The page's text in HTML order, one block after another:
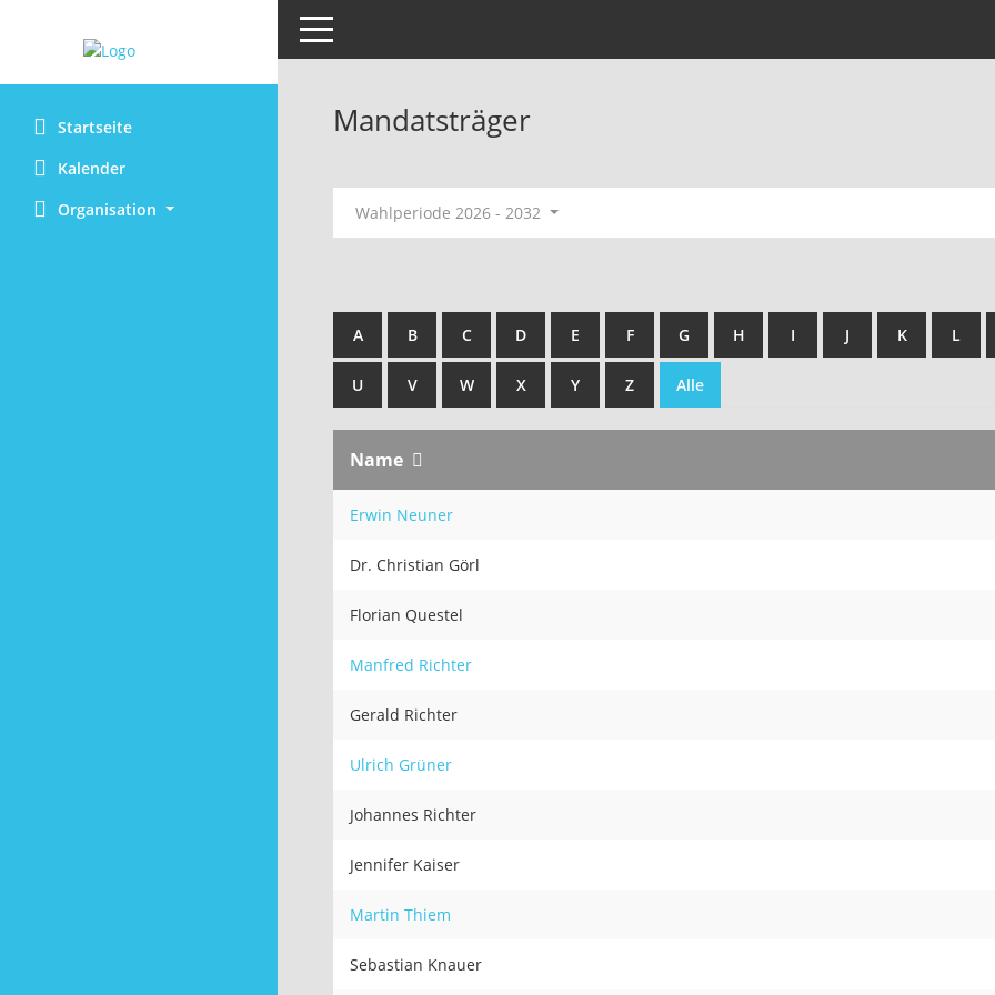
Startseite
Kalender
Organisation
Toggle navigation
Mandatsträger
Wahlperiode 2026 - 2032
A B C D E F G H I J K L
U V W X Y Z Alle
Name
Erwin Neuner
Dr. Christian Görl
Florian Questel
Manfred Richter
Gerald Richter
Ulrich Grüner
Johannes Richter
Jennifer Kaiser
Martin Thiem
Sebastian Knauer